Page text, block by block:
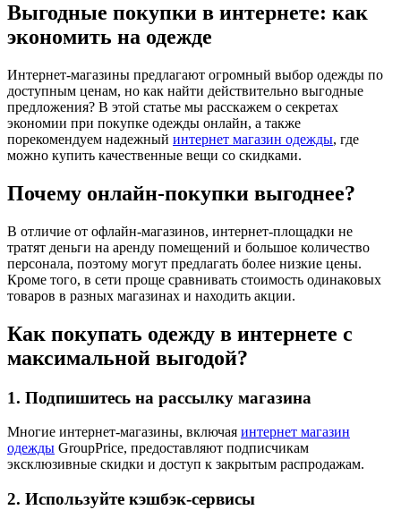
Выгодные покупки в интернете: как
экономить на одежде
Интернет-магазины предлагают огромный выбор одежды по
доступным ценам, но как найти действительно выгодные
предложения? В этой статье мы расскажем о секретах
экономии при покупке одежды онлайн, а также
порекомендуем надежный интернет магазин одежды, где
можно купить качественные вещи со скидками.
Почему онлайн-покупки выгоднее?
В отличие от офлайн-магазинов, интернет-площадки не
тратят деньги на аренду помещений и большое количество
персонала, поэтому могут предлагать более низкие цены.
Кроме того, в сети проще сравнивать стоимость одинаковых
товаров в разных магазинах и находить акции.
Как покупать одежду в интернете с
максимальной выгодой?
1. Подпишитесь на рассылку магазина
Многие интернет-магазины, включая интернет магазин
одежды GroupPrice, предоставляют подписчикам
эксклюзивные скидки и доступ к закрытым распродажам.
2. Используйте кэшбэк-сервисы